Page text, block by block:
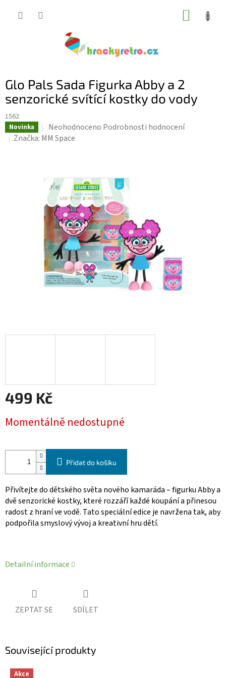
Glo Pals Sada Figurka Abby a 2
senzorické svítící kostky do vody
1562
Novinka
Průměrné
hodnocení
5
hvězdiček.
Neohodnoceno Podrobnosti hodnocení
Značka: MM Space
499 Kč
cena:
Momentálně nedostupné
Přidat do košíku
Přivítejte do dětského světa nového kamaráda – figurku Abby a
dvě senzorické kostky, které rozzáří každé koupání a přinesou
radost z hraní ve vodě. Tato speciální edice je navržena tak, aby
podpořila smyslový vývoj a kreativní hru dětí.
Detailní informace
ZEPTAT SE SDÍLET
Související produkty
Akce